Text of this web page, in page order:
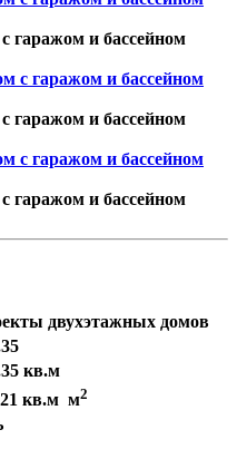
гаражом и бассейном
гаражом и бассейном
гаражом и бассейном
двухэтажных домов
кв.м
кв.м м2